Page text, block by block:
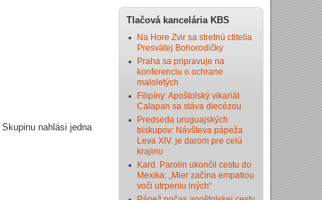
nahlási jedna
Tlačová kancelária KBS
Na Hore Zvir sa stretnú ctitelia
Presvätej Bohorodičky
Praha sa pripravuje na
konferenciu o ochrane
maloletých
Filipíny: Apoštolský vikariát
Calapan sa stáva diecézou
Predseda uruguajských
biskupov: Návšteva pápeža
Leva XIV. je darom pre celú
krajinu
Kard. Parolin ukončil cestu do
Mexika: „Mier začína empatiou
voči utrpeniu iných“